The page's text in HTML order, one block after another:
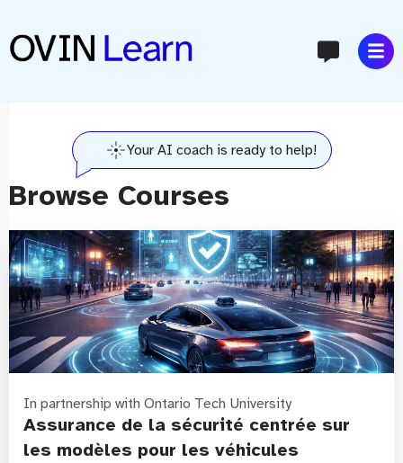
Your AI coach is ready to help!
Browse Courses
In partnership with Ontario Tech University
Assurance de la sécurité centrée sur
les modèles pour les véhicules